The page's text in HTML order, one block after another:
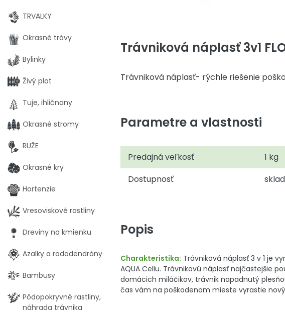
Trávniková náplasť 3v1
Trávniková náplasť- rýchle riešenie
Parametre a vlastnosti
Predajná veľkosť
1 kg
Dostupnosť
Popis
Charakteristika: Trávniková náplasť 3 v 1 je
AQUA Cellu. Trávnikovú náplasť najčastejšie
domácich miláčikov, trávnik napadnutý
čas vám na poškodenom mieste vyrastie
TRVALKY
Okrasné trávy
Bylinky
Živý plot
Tuje, ihličnany
Okrasné stromy
RUŽE
Okrasné kry
Hortenzie
Vresoviskové rastliny
Dreviny na kmienku
Azalky a rododendróny
Bambusy
Pôdopokryvné rastliny,
náhrada trávnika